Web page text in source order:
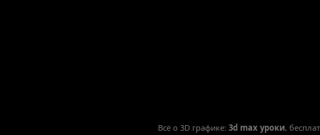
Всё о 3D графике: 3d max уроки,